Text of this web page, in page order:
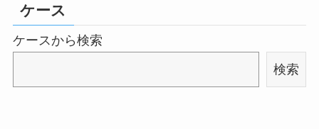
ケース
ケースから検索
検索